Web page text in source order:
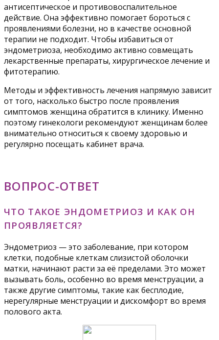
антисептическое и противовоспалительное
действие. Она эффективно помогает бороться с
проявлениями болезни, но в качестве основной
терапии не подходит. Чтобы избавиться от
эндометриоза, необходимо активно совмещать
лекарственные препараты, хирургическое лечение и
фитотерапию.
Методы и эффективность лечения напрямую зависит
от того, насколько быстро после проявления
симптомов женщина обратится в клинику. Именно
поэтому гинекологи рекомендуют женщинам более
внимательно относиться к своему здоровью и
регулярно посещать кабинет врача.
ВОПРОС-ОТВЕТ
ЧТО ТАКОЕ ЭНДОМЕТРИОЗ И КАК ОН
ПРОЯВЛЯЕТСЯ?
Эндометриоз — это заболевание, при котором
клетки, подобные клеткам слизистой оболочки
матки, начинают расти за её пределами. Это может
вызывать боль, особенно во время менструации, а
также другие симптомы, такие как бесплодие,
нерегулярные менструации и дискомфорт во время
полового акта.